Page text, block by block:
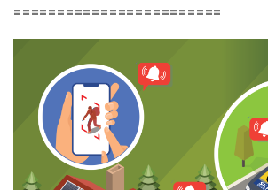
========================